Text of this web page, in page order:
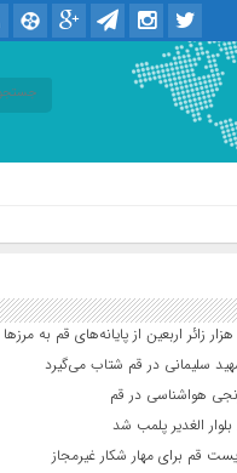
سلیمانی در قم شتاب می‌گیرد
هواشناسی در قم
الغدیر پلمب شد
قم برای مهار شکار غیرمجاز